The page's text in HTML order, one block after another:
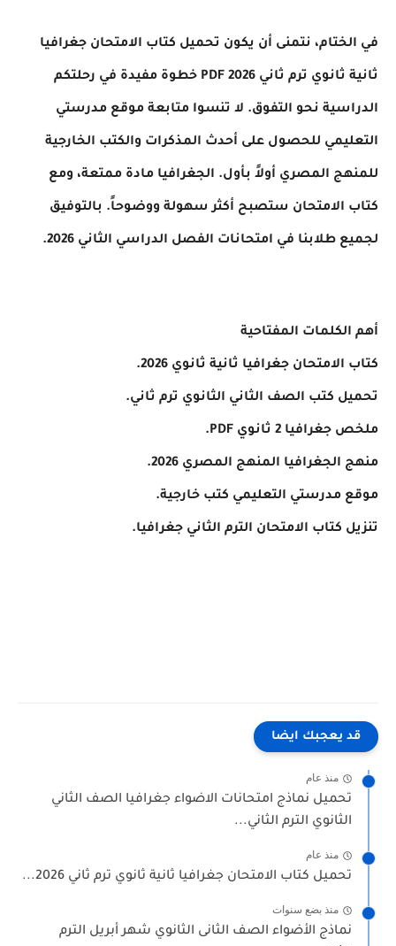
في الختام، نتمنى أن يكون تحميل كتاب الامتحان جغرافيا
ثانية ثانوي ترم ثاني 2026 PDF خطوة مفيدة في رحلتكم
الدراسية نحو التفوق. لا تنسوا متابعة موقع مدرستي
التعليمي للحصول على أحدث المذكرات والكتب الخارجية
للمنهج المصري أولاً بأول. الجغرافيا مادة ممتعة، ومع
كتاب الامتحان ستصبح أكثر سهولة ووضوحاً. بالتوفيق
لجميع طلابنا في امتحانات الفصل الدراسي الثاني 2026.
أهم الكلمات المفتاحية
كتاب الامتحان جغرافيا ثانية ثانوي 2026.
تحميل كتب الصف الثاني الثانوي ترم ثاني.
ملخص جغرافيا 2 ثانوي PDF.
منهج الجغرافيا المنهج المصري 2026.
موقع مدرستي التعليمي كتب خارجية.
تنزيل كتاب الامتحان الترم الثاني جغرافيا.
قد يعجبك ايضا
منذ عام
تحميل نماذج امتحانات الاضواء جغرافيا الصف الثاني
الثانوي الترم الثاني...
منذ عام
تحميل كتاب الامتحان جغرافيا ثانية ثانوي ترم ثاني 2026...
منذ بضع سنوات
نماذج الأضواء الصف الثانى الثانوي شهر أبريل الترم